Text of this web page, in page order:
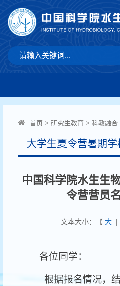
首页 > 研究生教育 > 科教融合
大学生夏令营暑期学
中国科学院水生生
令营营员
文本大小：【 大|
各位同学：
根据报名情况，